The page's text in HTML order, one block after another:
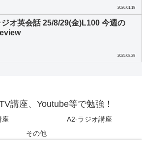
2026.01.19
ジオ英会話 25/8/29(金)L100 今週の
2025.08.29
講座、Youtube等で勉強！
座
A2-ラジオ講座
その他